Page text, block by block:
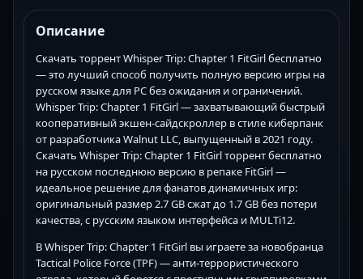
Описание
Скачать торрент Whisper Trip: Chapter 1 FitGirl бесплатно
— это лучший способ получить полную версию игры на
русском языке для PC без ожидания и ограничений.
Whisper Trip: Chapter 1 FitGirl — захватывающий быстрый
кооперативный экшен-сайдскроллер в стиле киберпанк
от разработчика Walnut LLC, выпущенный в 2021 году.
Скачать Whisper Trip: Chapter 1 FitGirl торрент бесплатно
на русском последнюю версию в репаке FitGirl —
идеальное решение для фанатов динамичных игр:
оригинальный размер 2.7 GB сжат до 1.7 GB без потери
качества, с русским языком интерфейса и MULTi12.
В Whisper Trip: Chapter 1 FitGirl вы играете за новобранца
Tactical Police Force (TPF) — анти-террористического